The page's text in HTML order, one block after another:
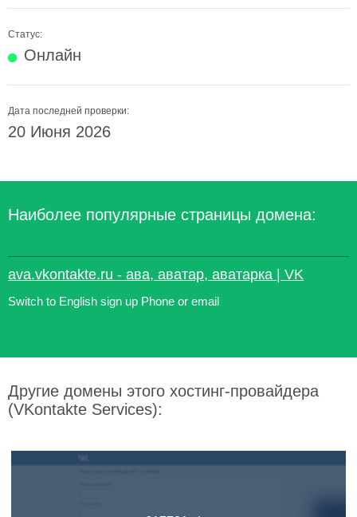
Статус:
Онлайн
Дата последней проверки:
20 Июня 2026
Наиболее популярные страницы домена:
ava.vkontakte.ru - ава, аватар, аватарка | VK
Switch to English sign up Phone or email
Другие домены этого хостинг-провайдера
(VKontakte Services):